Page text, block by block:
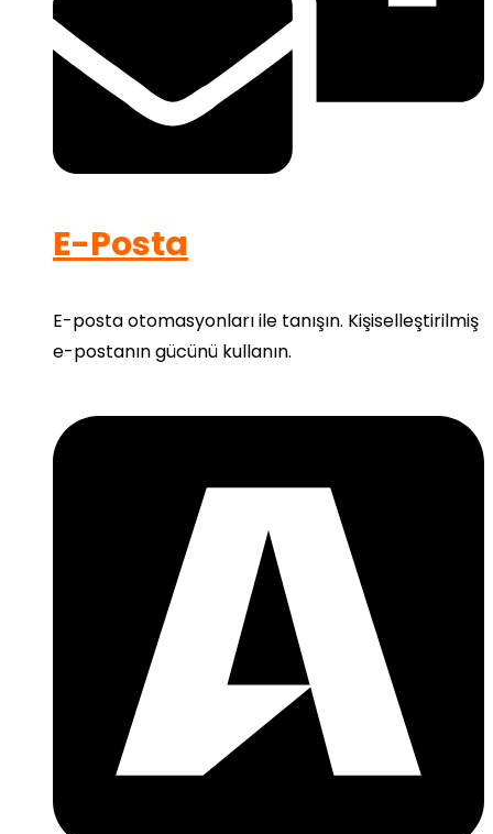
E-Posta
E-posta otomasyonları ile tanışın. Kişiselleştirilmiş
e-postanın gücünü kullanın.